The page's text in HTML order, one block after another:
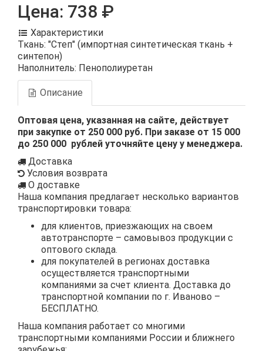
Цена: 738 ₽
Характеристики
Ткань: "Степ" (импортная синтетическая ткань +
синтепон)
Наполнитель: Пенополиуретан
Описание
Оптовая цена, указанная на сайте, действует
при закупке от 250 000 руб. При заказе от 15 000
до 250 000 рублей уточняйте цену у менеджера.
Доставка
Условия возврата
О доставке
Наша компания предлагает несколько вариантов
транспортировки товара:
для клиентов, приезжающих на своем
автотранспорте – самовывоз продукции с
оптового склада.
для покупателей в регионах доставка
осуществляется транспортными
компаниями за счет клиента. Доставка до
транспортной компании по г. Иваново –
БЕСПЛАТНО.
Наша компания работает со многими
транспортными компаниями России и ближнего